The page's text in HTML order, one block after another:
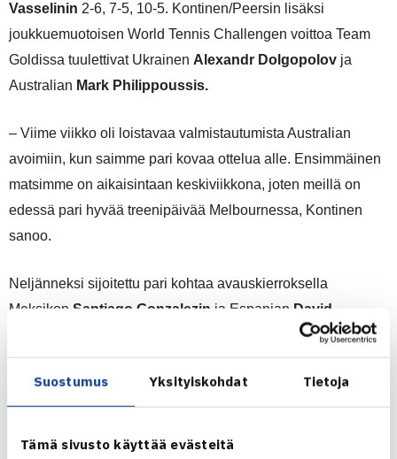
Suostumus Yksityiskohdat Tietoja
Tämä sivusto käyttää evästeitä
Vasselinin 2-6, 7-5, 10-5. Kontinen/Peersin lisäksi
joukkuemuotoisen World Tennis Challengen voittoa Team
Goldissa tuulettivat Ukrainen Alexandr Dolgopolov ja
Australian Mark Philippoussis.
– Viime viikko oli loistavaa valmistautumista Australian
avoimiin, kun saimme pari kovaa ottelua alle. Ensimmäinen
matsimme on aikaisintaan keskiviikkona, joten meillä on
edessä pari hyvää treenipäivää Melbournessa, Kontinen
sanoo.
Neljänneksi sijoitettu pari kohtaa avauskierroksella
Meksikon Santiago Gonzalezin ja Espanjan David
. Vastustajista molemmat ovat yltäneet Australian
avointen nelinpelissä parhaimmillaan puolivälieriin.
– Olen kohdannut molemmat pelaajat aiemmin, Gonzalezin